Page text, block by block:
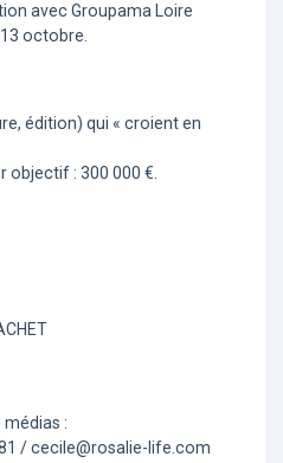
avec Groupama Loire
octobre.
édition) qui « croient en
objectif : 300 000 €.
:
/ cecile@rosalie-life.com